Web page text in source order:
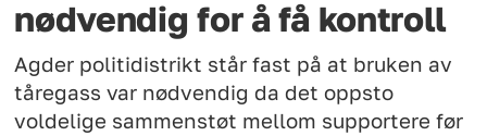
nødvendig for å få kontroll
Agder politidistrikt står fast på at bruken av
tåregass var nødvendig da det oppsto
voldelige sammenstøt mellom supportere før